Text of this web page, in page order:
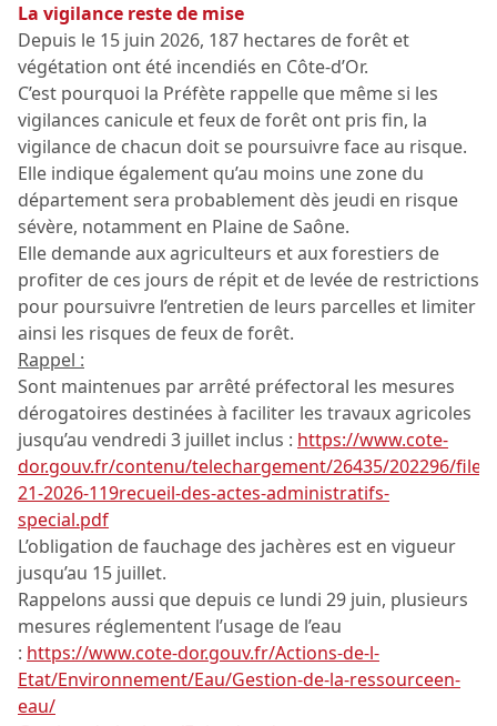
La vigilance reste de mise
Depuis le 15 juin 2026, 187 hectares de forêt et
végétation ont été incendiés en Côte-d’Or.
C’est pourquoi la Préfète rappelle que même si les
vigilances canicule et feux de forêt ont pris fin, la
vigilance de chacun doit se poursuivre face au risque.
Elle indique également qu’au moins une zone du
département sera probablement dès jeudi en risque
sévère, notamment en Plaine de Saône.
Elle demande aux agriculteurs et aux forestiers de
profiter de ces jours de répit et de levée de restrictions
pour poursuivre l’entretien de leurs parcelles et limiter
ainsi les risques de feux de forêt.
Rappel :
Sont maintenues par arrêté préfectoral les mesures
dérogatoires destinées à faciliter les travaux agricoles
jusqu’au vendredi 3 juillet inclus : https://www.cote-
dor.gouv.fr/contenu/telechargement/26435/202296/file/
21-2026-119recueil-des-actes-administratifs-
special.pdf
L’obligation de fauchage des jachères est en vigueur
jusqu’au 15 juillet.
Rappelons aussi que depuis ce lundi 29 juin, plusieurs
mesures réglementent l’usage de l’eau
: https://www.cote-dor.gouv.fr/Actions-de-l-
Etat/Environnement/Eau/Gestion-de-la-ressourceen-
eau/